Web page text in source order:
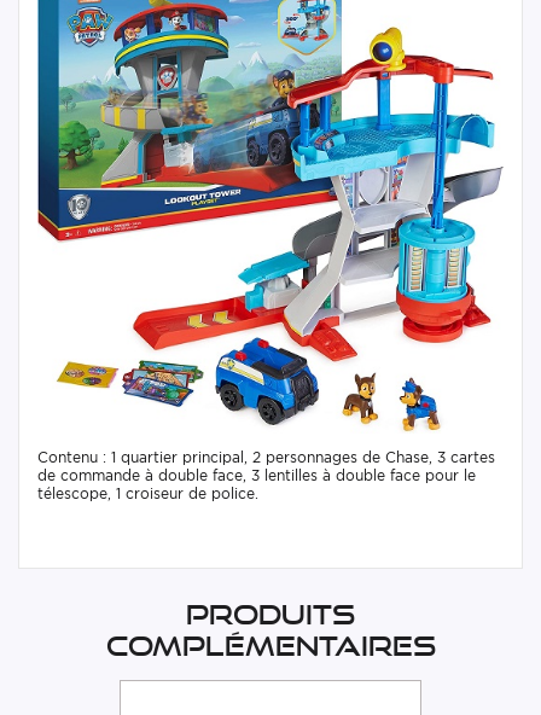
Contenu : 1 quartier principal, 2 personnages de Chase, 3 cartes
de commande à double face, 3 lentilles à double face pour le
télescope, 1 croiseur de police.
Produits
complémentaires